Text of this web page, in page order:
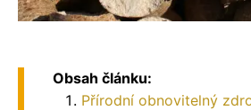
Obsah článku:
Přírodní obnovitelný